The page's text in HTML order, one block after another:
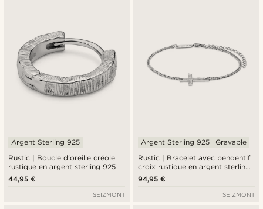
Rustic | Boucle d'oreille créole
rustique en argent sterling 925
Argent Sterling 925
44,95 €
SEIZMONT
Rustic | Bracelet avec pendentif
croix rustique en argent sterling
925
Argent Sterling 925 Gravable
94,95 €
SEIZMONT